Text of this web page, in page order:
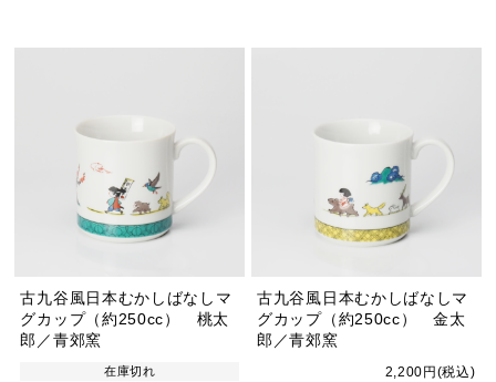
古九谷風日本むかしばなしマ
グカップ（約250cc） 桃太
郎／青郊窯
在庫切れ
古九谷風日本むかしばなしマ
グカップ（約250cc） 金太
郎／青郊窯
2,200円(税込)